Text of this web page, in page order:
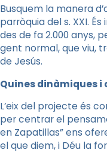
Busquem la manera
parròquia del s. XXI.
des de fa 2.000 anys,
gent normal, que viu,
de Jesús.
Quines dinàmiques i
L’eix del projecte és
per centrar el
en Zapatillas” ens
el que diem, i Déu la